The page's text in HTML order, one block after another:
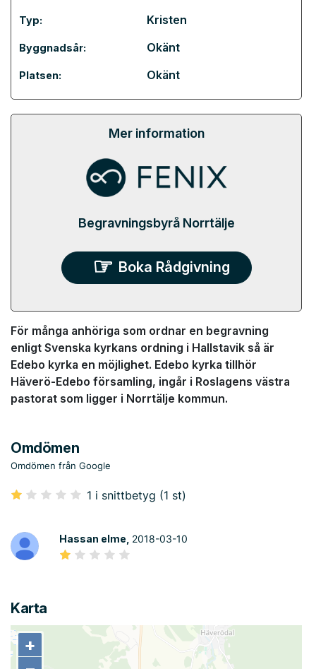
Typ: Kristen
Byggnadsår: Okänt
Platsen: Okänt
Mer information
Begravningsbyrå Norrtälje
Boka Rådgivning
För många anhöriga som ordnar en begravning
enligt Svenska kyrkans ordning i Hallstavik så är
Edebo kyrka en möjlighet. Edebo kyrka tillhör
Häverö-Edebo församling, ingår i Roslagens västra
pastorat som ligger i Norrtälje kommun.
Omdömen
Omdömen från Google
1 i snittbetyg (1 st)
Hassan elme, 2018-03-10
Karta
+
+